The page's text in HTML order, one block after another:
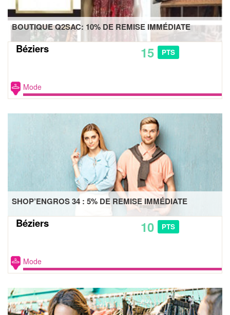
BOUTIQUE Q2SAC: 10% DE REMISE IMMÉDIATE
Béziers 15 PTS
Mode
SHOP’ENGROS 34 : 5% DE REMISE IMMÉDIATE
Béziers 10 PTS
Mode